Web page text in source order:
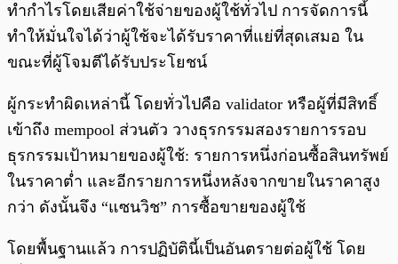
ทำกำไรโดยเสียค่าใช้จ่ายของผู้ใช้ทั่วไป การจัดการนี้
ทำให้มั่นใจได้ว่าผู้ใช้จะได้รับราคาที่แย่ที่สุดเสมอ ใน
ขณะที่ผู้โจมตีได้รับประโยชน์
ผู้กระทำผิดเหล่านี้ โดยทั่วไปคือ validator หรือผู้ที่มีสิทธิ์
เข้าถึง mempool ส่วนตัว วางธุรกรรมสองรายการรอบ
ธุรกรรมเป้าหมายของผู้ใช้: รายการหนึ่งก่อนซื้อสินทรัพย์
ในราคาต่ำ และอีกรายการหนึ่งหลังจากขายในราคาสูง
กว่า ดังนั้นจึง “แซนวิช” การซื้อขายของผู้ใช้
โดยพื้นฐานแล้ว การปฏิบัตินี้เป็นอันตรายต่อผู้ใช้ โดย